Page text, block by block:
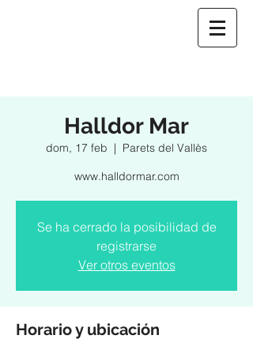
Halldor Mar
dom, 17 feb
  |
Parets del Vallès
www.halldormar.com
Se ha cerrado la posibilidad de
registrarse
Ver otros eventos
Horario y ubicación